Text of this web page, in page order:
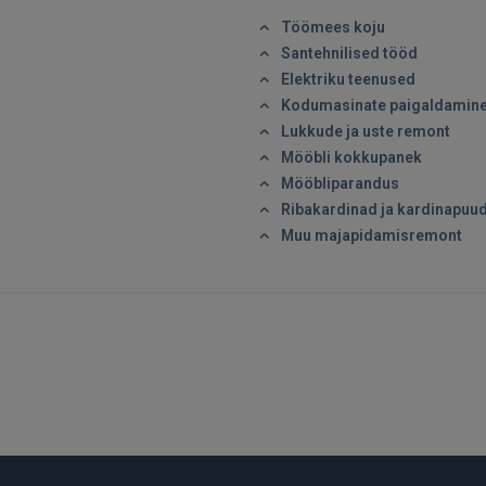
Ei ole veel registreerunud?
REGISTREERIMINE
Töömees koju
Santehnilised tööd
Elektriku teenused
Kodumasinate
Lukkude ja uste remont
Mööbli kokkupanek
Mööbliparandus
Ribakardinad ja
Muu majapidamisremont